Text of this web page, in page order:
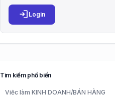
login Login
Tìm kiếm phổ biến
Việc làm KINH DOANH/BÁN HÀNG